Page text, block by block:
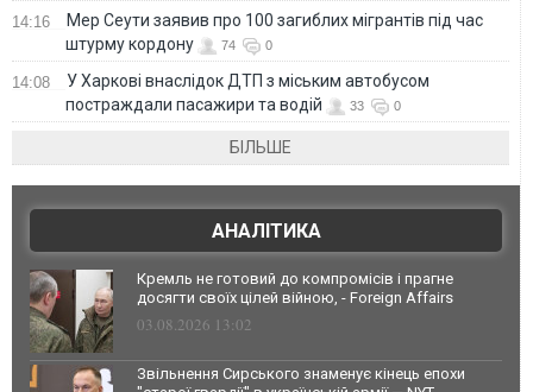
14:16
Мер Сеути заявив про 100 загиблих мігрантів під час
штурму кордону
74 0
14:08
У Харкові внаслідок ДТП з міським автобусом
постраждали пасажири та водій
33 0
БІЛЬШЕ
АНАЛІТИКА
Кремль не готовий до компромісів і прагне
досягти своїх цілей війною, - Foreign Affairs
03.08.2026 13:02
Звільнення Сирського знаменує кінець епохи